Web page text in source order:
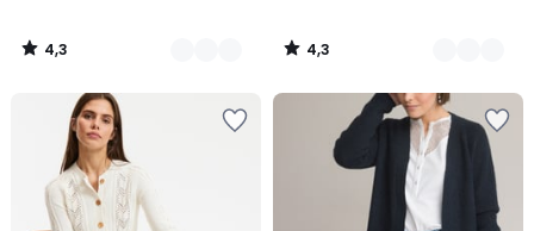
de
69.99
descuento
aplicado.
4,3
/
4,3
/